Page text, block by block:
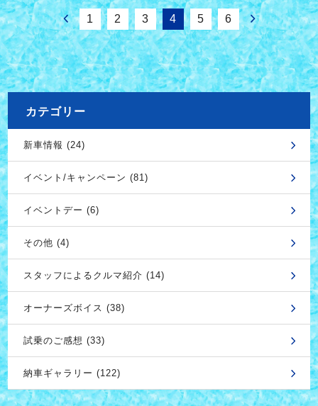
1 2 3 4 5 6
カテゴリー
新車情報 (24)
イベント/キャンペーン (81)
イベントデー (6)
その他 (4)
スタッフによるクルマ紹介 (14)
オーナーズボイス (38)
試乗のご感想 (33)
納車ギャラリー (122)